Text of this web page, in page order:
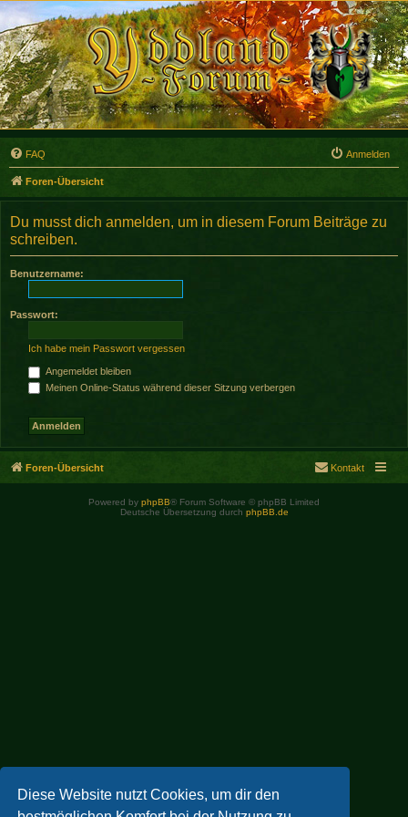
Diese Website nutzt Cookies, um dir den
FAQ Anmelden
Foren-Übersicht
Du musst dich anmelden, um in diesem Forum Beiträge zu
schreiben.
Benutzername:
Passwort:
Ich habe mein Passwort vergessen
Angemeldet bleiben
Meinen Online-Status während dieser Sitzung verbergen
Foren-Übersicht Kontakt
Powered by phpBB® Forum Software © phpBB Limited
Deutsche Übersetzung durch phpBB.de